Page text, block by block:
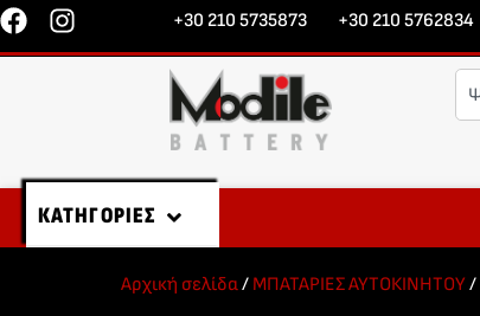
+30 210 5735873 +30 210 5762834
ΚΑΤΗΓΟΡΙΕΣ
Αρχική σελίδα/ ΜΠΑΤΑΡΙΕΣ ΑΥΤΟΚΙΝΗΤΟΥ/